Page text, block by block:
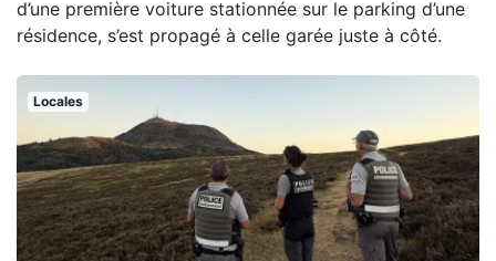
d’une première voiture stationnée sur le parking d’une
résidence, s’est propagé à celle garée juste à côté.
Locales